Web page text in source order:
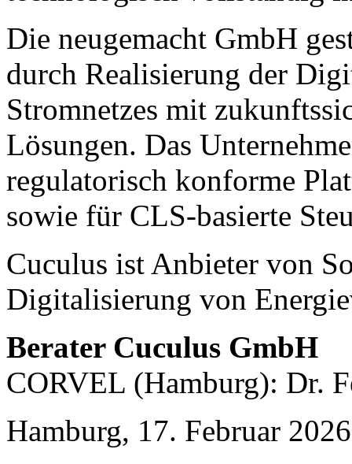
Die neugemacht GmbH
durch Realisierung der
Stromnetzes mit
Lösungen. Das
regulatorisch konforme
sowie für CLS-basierte
Cuculus ist Anbieter von
Digitalisierung von
Berater Cuculus GmbH
CORVEL (Hamburg): Dr.
Hamburg, 17. Februar 2026